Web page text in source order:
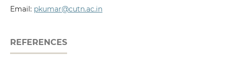
Email: pkumar@cutn.ac.in
REFERENCES